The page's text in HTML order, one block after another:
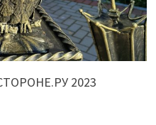
2023